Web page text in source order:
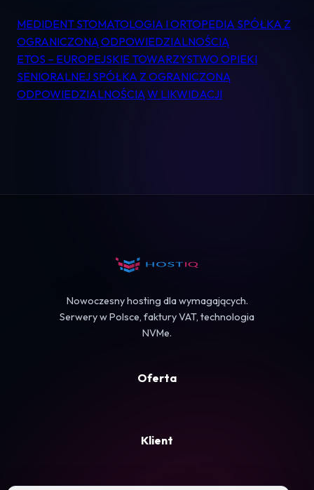
Pomoc
Kontakt
Nawigacja
wpisu
MEDIDENT STOMATOLOGIA I ORTOPEDIA SPÓŁKA Z
OGRANICZONĄ ODPOWIEDZIALNOŚCIĄ
ETOS – EUROPEJSKIE TOWARZYSTWO OPIEKI
SENIORALNEJ SPÓŁKA Z OGRANICZONĄ
ODPOWIEDZIALNOŚCIĄ W LIKWIDACJI
Nowoczesny hosting dla wymagających.
Serwery w Polsce, faktury VAT, technologia
NVMe.
Oferta
Klient